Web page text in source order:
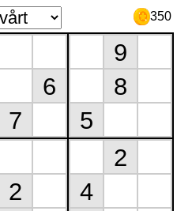
350
6
7
9
8
5
2
2
4